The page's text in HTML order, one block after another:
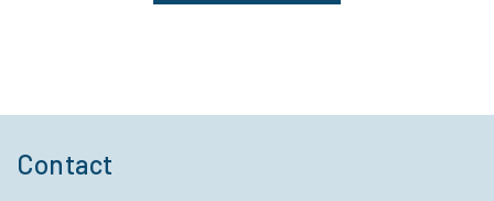
Contact